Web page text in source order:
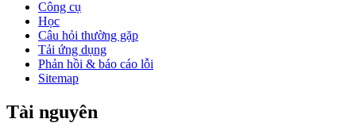
Công cụ
Học
Câu hỏi thường gặp
Tải ứng dụng
Phản hồi & báo cáo lỗi
Sitemap
Tài nguyên